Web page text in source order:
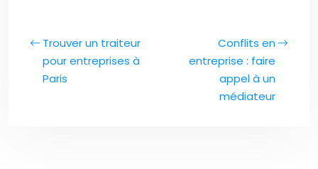
Trouver un traiteur
pour entreprises à
Paris
Conflits en
entreprise : faire
appel à un
médiateur